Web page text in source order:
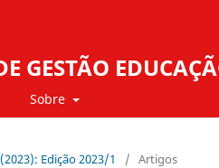
GESTÃO
Sobre
Edição 2023/1 / Artigos